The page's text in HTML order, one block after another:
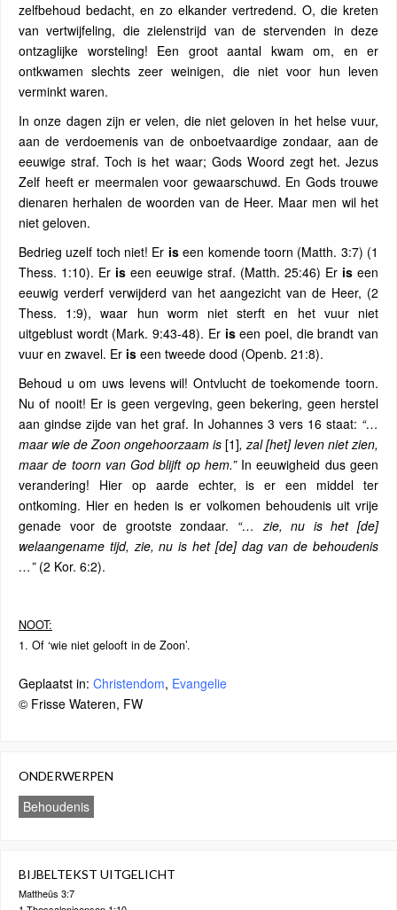
zelfbehoud bedacht, en zo elkander vertredend. O, die kreten
van vertwijfeling, die zielenstrijd van de stervenden in deze
ontzaglijke worsteling! Een groot aantal kwam om, en er
ontkwamen slechts zeer weinigen, die niet voor hun leven
verminkt waren.
In onze dagen zijn er velen, die niet geloven in het helse vuur,
aan de verdoemenis van de onboetvaardige zondaar, aan de
eeuwige straf. Toch is het waar; Gods Woord zegt het. Jezus
Zelf heeft er meermalen voor gewaarschuwd. En Gods trouwe
dienaren herhalen de woorden van de Heer. Maar men wil het
niet geloven.
Bedrieg uzelf toch niet! Er iseen komende toorn (Matth. 3:7) (1
Thess. 1:10). Er is een eeuwige straf. (Matth. 25:46) Er is een
eeuwig verderf verwijderd van het aangezicht van de Heer, (2
Thess. 1:9), waar hun worm niet sterft en het vuur niet
uitgeblust wordt (Mark. 9:43-48). Er iseen poel, die brandt van
vuur en zwavel. Er is een tweede dood (Openb. 21:8).
Behoud u om uws levens wil! Ontvlucht de toekomende toorn.
Nu of nooit! Er is geen vergeving, geen bekering, geen herstel
aan gindse zijde van het graf. In Johannes 3 vers 16 staat: “…
maar wie de Zoon ongehoorzaam is [1], zal [het] leven niet zien,
maar de toorn van God blijft op hem.”In eeuwigheid dus geen
verandering! Hier op aarde echter, is er een middel ter
ontkoming. Hier en heden is er volkomen behoudenis uit vrije
genade voor de grootste zondaar. “… zie, nu is het [de]
welaangename tijd, zie, nu is het [de] dag van de behoudenis
…”(2 Kor. 6:2).
NOOT:
1. Of ‘wie niet gelooft in de Zoon’.
Geplaatst in: Christendom, Evangelie
© Frisse Wateren, FW
ONDERWERPEN
Behoudenis
BIJBELTEKST UITGELICHT
Mattheüs 3:7